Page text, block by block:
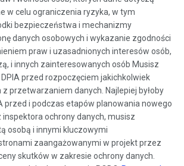
w celu ograniczenia ryzyka, w tym
bezpieczeństwa i mechanizmy
danych osobowych i wykazanie zgodności
praw i uzasadnionych interesów osób,
i innych zainteresowanych osób Musisz
przed rozpoczęciem jakichkolwiek
przetwarzaniem danych. Najlepiej byłoby
przed i podczas etapów planowania nowego
ochrony danych, musisz
osobą i innymi kluczowymi
zaangażowanymi w projekt przez
skutków w zakresie ochrony danych.